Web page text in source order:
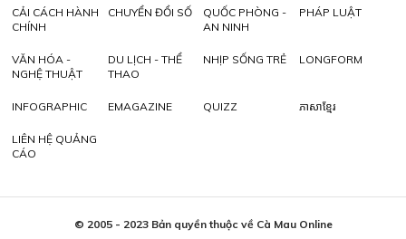
CẢI CÁCH HÀNH
CHÍNH
CHUYỂN ĐỔI SỐ
QUỐC PHÒNG -
AN NINH
PHÁP LUẬT
VĂN HÓA -
NGHỆ THUẬT
DU LỊCH - THỂ
THAO
NHỊP SỐNG TRẺ LONGFORM
INFOGRAPHIC EMAGAZINE QUIZZ ភាសាខ្មែរ
LIÊN HỆ QUẢNG
CÁO
© 2005 - 2023 Bản quyền thuộc về Cà Mau Online